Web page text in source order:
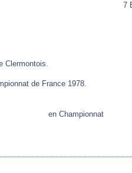
7
Clermontois.
de France 1978.
en Championnat